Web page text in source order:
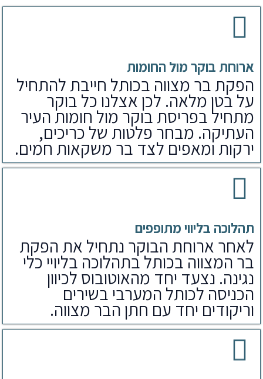
ארוחת בוקר מול החומות
הפקת בר מצווה בכותל חייבת להתחיל
על בטן מלאה. לכן אצלנו כל בוקר
מתחיל בפריסת בוקר מול חומות העיר
העתיקה. מבחר פלטות של כריכים,
ירקות ומאפים לצד בר משקאות חמים.
תהלוכה בליווי מתופפים
לאחר ארוחת הבוקר נתחיל את הפקת
בר המצווה בכותל בתהלוכה בליויי כלי
נגינה. נצעד יחד מהאוטובוס לכיוון
הכניסה לכותל המערבי בשירים
וריקודים יחד עם חתן הבר מצווה.